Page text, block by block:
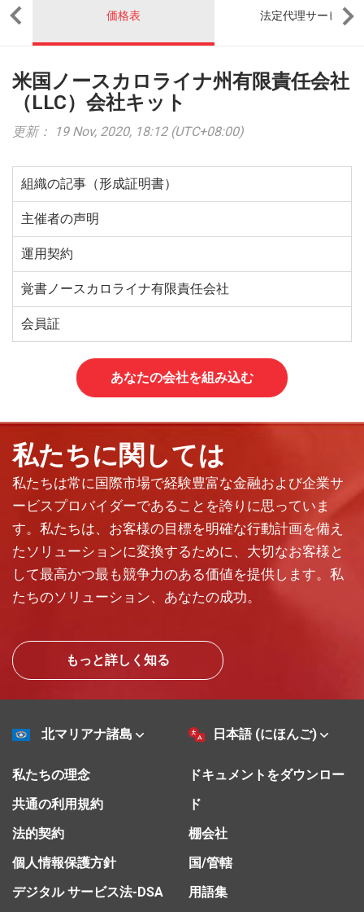
価格表 法定代理サービス
米国ノースカロライナ州有限責任会社
（LLC）会社キット
更新： 19 Nov, 2020, 18:12 (UTC+08:00)
組織の記事（形成証明書）
主催者の声明
運用契約
覚書ノースカロライナ有限責任会社
会員証
あなたの会社を組み込む
私たちに関しては
私たちは常に国際市場で経験豊富な金融および企業サ
ービスプロバイダーであることを誇りに思っていま
す。私たちは、お客様の目標を明確な行動計画を備え
たソリューションに変換するために、大切なお客様と
して最高かつ最も競争力のある価値を提供します。私
たちのソリューション、あなたの成功。
もっと詳しく知る
北マリアナ諸島 日本語 (にほんご)
私たちの理念
共通の利用規約
法的契約
個人情報保護方針
デジタル サービス法-DSA
ドキュメントをダウンロー
ド
棚会社
国/管轄
用語集